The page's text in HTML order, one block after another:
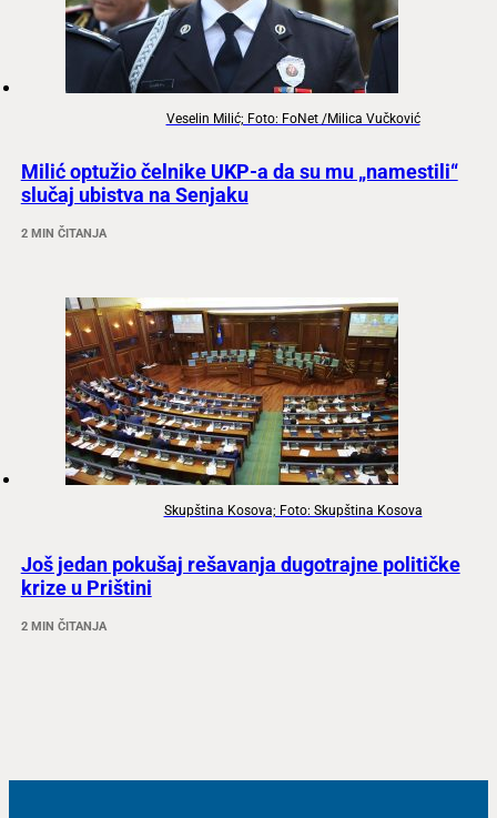
Veselin Milić; Foto: FoNet /Milica Vučković
Milić optužio čelnike UKP-a da su mu „namestili“
slučaj ubistva na Senjaku
2 MIN ČITANJA
Skupština Kosova; Foto: Skupština Kosova
Još jedan pokušaj rešavanja dugotrajne političke
krize u Prištini
2 MIN ČITANJA